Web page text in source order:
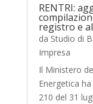
RENTRI:
registro e
da Studio di
Impresa
Il Ministero
Energetica
210 del 31